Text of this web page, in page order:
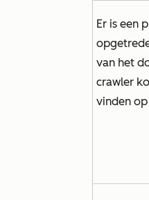
Er is een
van het
crawler
vinden